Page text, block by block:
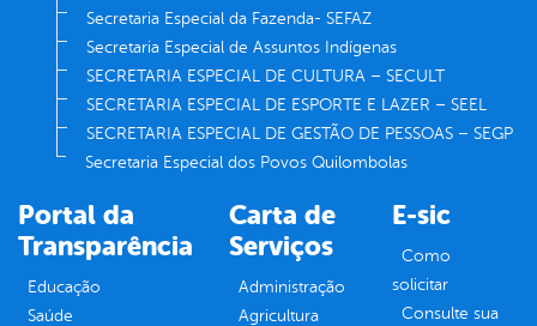
Secretaria Especial da Fazenda- SEFAZ
Secretaria Especial de Assuntos Indígenas
SECRETARIA ESPECIAL DE CULTURA – SECULT
SECRETARIA ESPECIAL DE ESPORTE E LAZER – SEEL
SECRETARIA ESPECIAL DE GESTÃO DE PESSOAS – SEGP
Secretaria Especial dos Povos Quilombolas
Portal da
Transparência
Educação
Saúde
Carta de
Serviços
Administração
Agricultura
E-sic
Como
solicitar
Consulte sua